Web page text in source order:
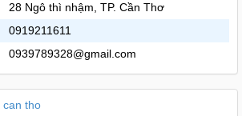
28 Ngô thì nhậm, TP. Cần Thơ
0919211611
0939789328@gmail.com
can tho